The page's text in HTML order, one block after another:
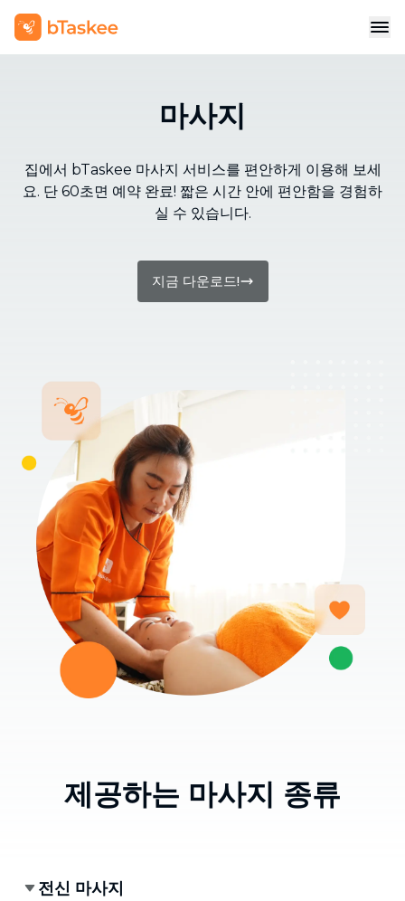
마사지
집에서 bTaskee 마사지 서비스를 편안하게 이용해 보세
요. 단 60초면 예약 완료! 짧은 시간 안에 편안함을 경험하
실 수 있습니다.
지금 다운로드!
제공하는 마사지 종류
전신 마사지